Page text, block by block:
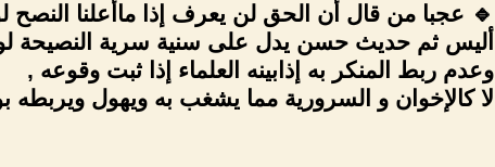
🔹 ‏عجبا من قال أن الحق لن يعرف إذا ماأعلنا النصح
أليس ثم حديث حسن يدل على سنية سرية النصيحة
وعدم ربط المنكر به إذابينه العلماء إذا ثبت وقوعه ,
لا كالإخوان و السرورية مما يشغب به ويهول ويربطه